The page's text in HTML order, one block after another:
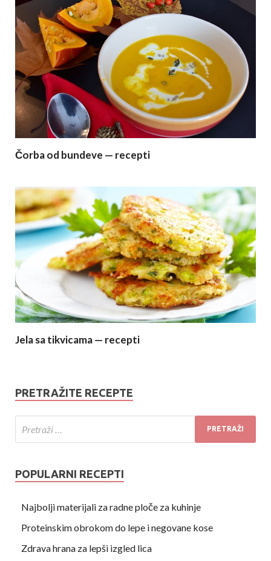
Čorba od bundeve — recepti
Jela sa tikvicama — recepti
PRETRAŽITE RECEPTE
POPULARNI RECEPTI
Najbolji materijali za radne ploče za kuhinje
Proteinskim obrokom do lepe i negovane kose
Zdrava hrana za lepši izgled lica